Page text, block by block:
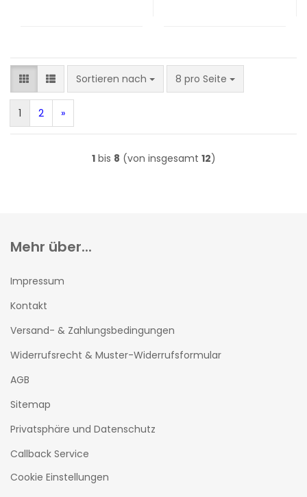
Sortieren nach
Sortieren nach 8 pro Seite
pro Seite
1 2 »
1bis 8 (von insgesamt 12)
Mehr über...
Impressum
Kontakt
Versand- & Zahlungsbedingungen
Widerrufsrecht & Muster-Widerrufsformular
AGB
Sitemap
Privatsphäre und Datenschutz
Callback Service
Cookie Einstellungen